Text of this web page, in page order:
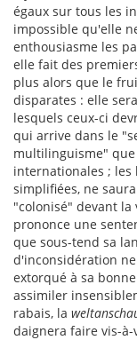
égaux sur tous les
impossible qu'elle
enthousiasme les
elle fait des
plus alors que le
disparates : elle
lesquels ceux-ci
qui arrive dans le
multilinguisme"
internationales ; les
simplifiées, ne
"colonisé" devant
prononce une
que sous-tend sa
d'inconsidération
extorqué à sa
assimiler
rabais, la
daignera faire vis-à-